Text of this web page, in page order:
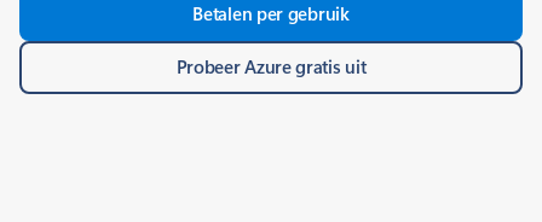
Betalen per gebruik
Probeer Azure gratis uit